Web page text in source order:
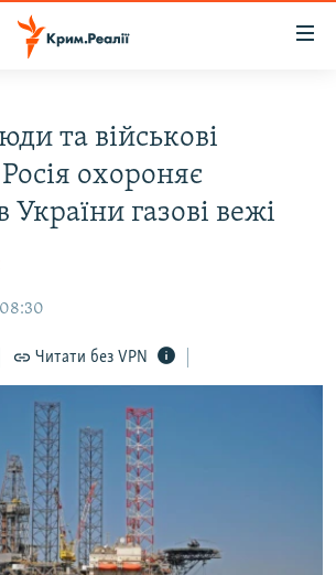
та військові
охороняє
України газові вежі
Читати без VPN